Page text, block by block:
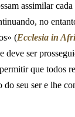
assimilar
no
(Ecclesia in
deve ser
que todos
seu ser e lhe